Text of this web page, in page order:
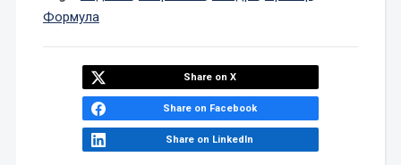
Формула
Share on X
Share on Facebook
Share on LinkedIn